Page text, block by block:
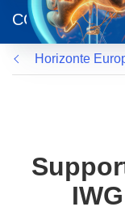
abrirá
en
una
nueva
ventana)
CORDIS
Horizonte